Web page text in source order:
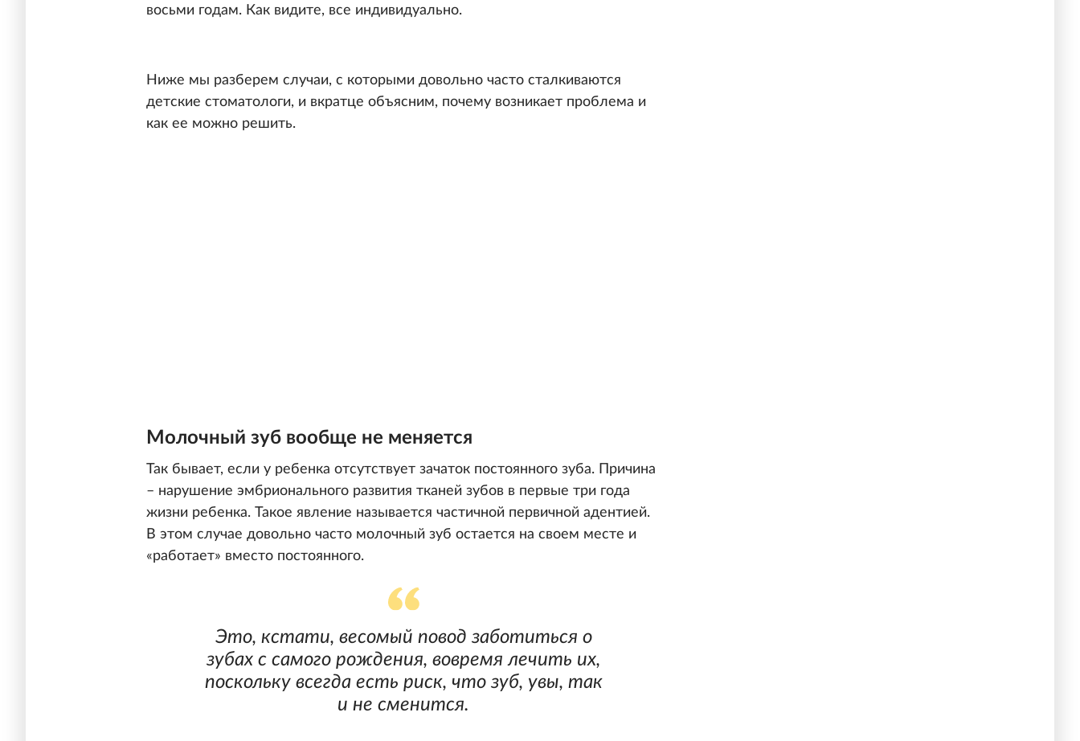
восьми годам. Как видите, все индивидуально.
Ниже мы разберем случаи, с которыми довольно часто сталкиваются
детские стоматологи, и вкратце объясним, почему возникает проблема и
как ее можно решить.
Молочный зуб вообще не меняется
Так бывает, если у ребенка отсутствует зачаток постоянного зуба. Причина
– нарушение эмбрионального развития тканей зубов в первые три года
жизни ребенка. Такое явление называется частичной первичной адентией.
В этом случае довольно часто молочный зуб остается на своем месте и
«работает» вместо постоянного.
Это, кстати, весомый повод заботиться о
зубах с самого рождения, вовремя лечить их,
поскольку всегда есть риск, что зуб, увы, так
и не сменится.